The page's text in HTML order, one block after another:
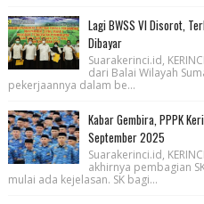
Lagi BWSS VI Disorot,
Dibayar
Suarakerinci.id,
dari Balai Wilayah
pekerjaannya dalam be...
Kabar Gembira, PPPK
September 2025
Suarakerinci.id,
akhirnya pembagian
mulai ada kejelasan. SK bagi...